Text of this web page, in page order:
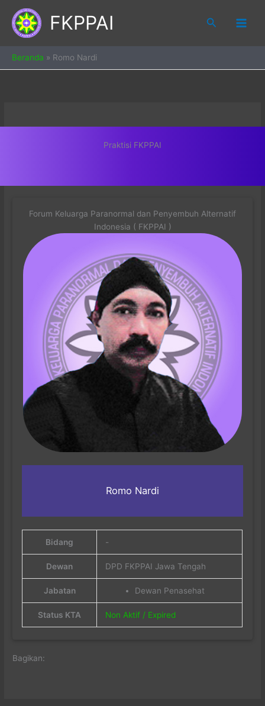
content
FKPPAI Search
Beranda » Romo Nardi
Praktisi FKPPAI
Forum Keluarga Paranormal dan Penyembuh Alternatif
Indonesia ( FKPPAI )
Romo Nardi
Bidang -
Dewan DPD FKPPAI Jawa Tengah
Jabatan Dewan Penasehat
Status KTA Non Aktif / Expired
Bagikan: